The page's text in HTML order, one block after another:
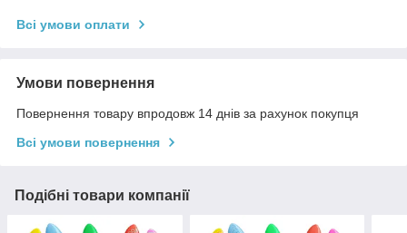
Всі умови оплати
Умови повернення
Повернення товару впродовж 14 днів за рахунок покупця
Всі умови повернення
Подібні товари компанії